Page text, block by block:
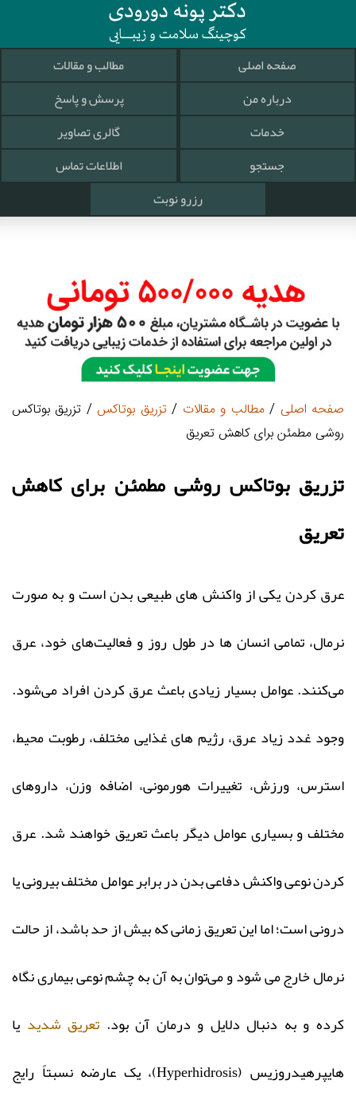
صفحه اصلی
مطالب و مقالات
درباره من
پرسش و پاسخ
خدمات
گالری تصاویر
جستجو
اطلاعات تماس
رزرو نوبت
صفحه اصلی /مطالب و مقالات /تزریق بوتاکس/ تزریق بوتاکس
روشی مطمئن برای کاهش تعریق
تزریق بوتاکس روشی مطمئن برای کاهش
تعریق
عرق کردن یکی از واکنش‌ های طبیعی بدن است و به ‌صورت
نرمال، تمامی انسان‌ ها در طول روز و فعالیت‌های خود، عرق
می‌کنند. عوامل بسیار زیادی باعث عرق کردن افراد می‌شود.
وجود غدد زیاد عرق، رژیم‌ های غذایی مختلف، رطوبت محیط،
استرس، ورزش، تغییرات هورمونی، اضافه وزن، داروهای
مختلف و بسیاری عوامل دیگر باعث تعریق خواهند شد. عرق
کردن نوعی واکنش دفاعی بدن در برابر عوامل مختلف بیرونی یا
درونی است؛ اما این تعریق زمانی که بیش از حد باشد، از حالت
نرمال خارج می‌ شود و می‌توان به آن به چشم نوعی بیماری نگاه
کرده و به ‌دنبال دلایل و درمان آن بود. تعریق شدید یا
هایپرهیدروزیس (Hyperhidrosis)، یک عارضه نسبتاً رایج